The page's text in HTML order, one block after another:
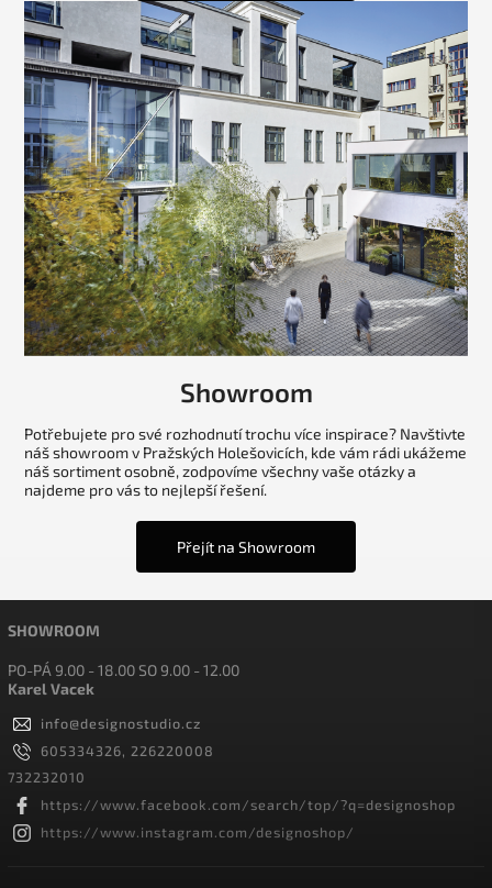
Showroom
Potřebujete pro své rozhodnutí trochu více inspirace? Navštivte
náš showroom v Pražských Holešovicích, kde vám rádi ukážeme
náš sortiment osobně, zodpovíme všechny vaše otázky a
najdeme pro vás to nejlepší řešení.
Přejít na Showroom
SHOWROOM
PO-PÁ 9.00 - 18.00 SO 9.00 - 12.00
Karel Vacek
info@designostudio.cz
605334326, 226220008
732232010
https://www.facebook.com/search/top/?q=designoshop
https://www.instagram.com/designoshop/